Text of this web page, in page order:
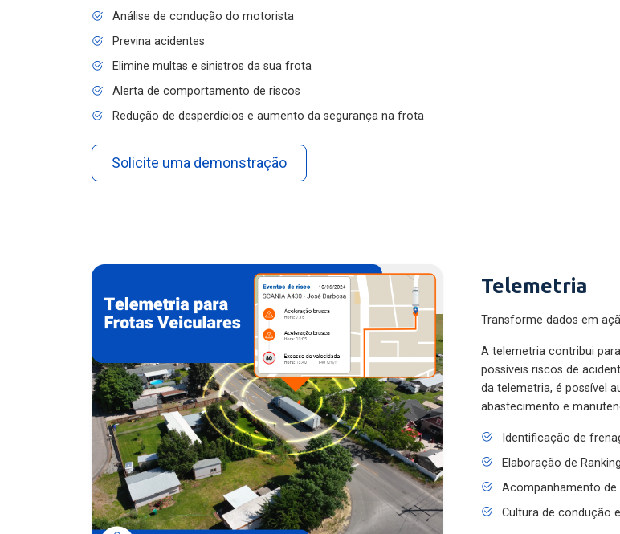
Análise de condução do motorista
Previna acidentes
Elimine multas e sinistros da sua frota
Alerta de comportamento de riscos
Redução de desperdícios e aumento da segurança na frota
Solicite uma demonstração
Telemetria
Transforme dados em
A telemetria contribui
possíveis riscos de
da telemetria, é possível
abastecimento e
Identificação de
Elaboração de
Acompanhamento de
Cultura de condução